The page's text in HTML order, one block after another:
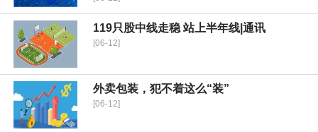
119只股中线走稳 站上半年线|通讯
[06-12]
外卖包装，犯不着这么“装”
[06-12]